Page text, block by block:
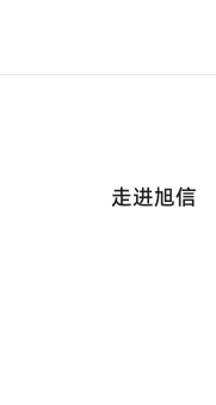
走进旭信